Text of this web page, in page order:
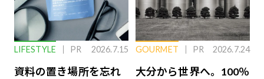
LIFESTYLE PR 2026.7.15
資料の置き場所を忘れ
GOURMET PR 2026.7.24
大分から世界へ。100％